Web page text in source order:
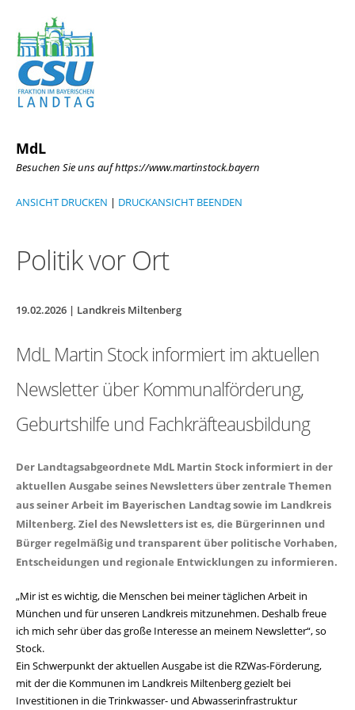
MdL
Besuchen Sie uns auf https://www.martinstock.bayern
ANSICHT DRUCKEN | DRUCKANSICHT BEENDEN
Politik vor Ort
19.02.2026 | Landkreis Miltenberg
MdL Martin Stock informiert im aktuellen
Newsletter über Kommunalförderung,
Geburtshilfe und Fachkräfteausbildung
Der Landtagsabgeordnete MdL Martin Stock informiert in der
aktuellen Ausgabe seines Newsletters über zentrale Themen
aus seiner Arbeit im Bayerischen Landtag sowie im Landkreis
Miltenberg. Ziel des Newsletters ist es, die Bürgerinnen und
Bürger regelmäßig und transparent über politische Vorhaben,
Entscheidungen und regionale Entwicklungen zu informieren.
Mir ist es wichtig, die Menschen bei meiner täglichen Arbeit in
München und für unseren Landkreis mitzunehmen. Deshalb freue
ich mich sehr über das große Interesse an meinem Newsletter“, so
Stock.
Ein Schwerpunkt der aktuellen Ausgabe ist die RZWas-Förderung,
mit der die Kommunen im Landkreis Miltenberg gezielt bei
Investitionen in die Trinkwasser- und Abwasserinfrastruktur